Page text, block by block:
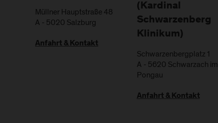
Müllner Hauptstraße 48
A - 5020 Salzburg
Anfahrt & Kontakt
(Kardinal
Schwarzenberg
Klinikum)
Schwarzenbergplatz 1
A - 5620 Schwarzach im
Pongau
Anfahrt & Kontakt